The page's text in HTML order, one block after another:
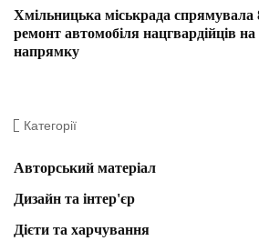
Хмільницька міськрада спрямувала
ремонт автомобіля нацгвардійців
напрямку
Категорії
Авторський матеріал
Дизайн та інтер'єр
Дієти та харчування